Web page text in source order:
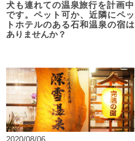
犬も連れての温泉旅行を計画中
です。ペット可か、近隣にペッ
トホテルのある石和温泉の宿は
ありませんか？